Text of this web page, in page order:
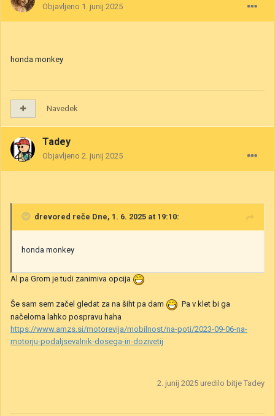
Objavljeno 1. junij 2025
honda monkey
Navedek
Tadey
Objavljeno 2. junij 2025
drevored reče Dne, 1. 6. 2025 at 19:10:
honda monkey
Al pa Grom je tudi zanimiva opcija
Še sam sem začel gledat za na šiht pa dam
Pa v klet bi ga
načeloma lahko pospravu haha
https://www.amzs.si/motorevija/mobilnost/na-poti/2023-09-06-na-
motorju-podaljsevalnik-dosega-in-dozivetij
2. junij 2025 uredilo bitje Tadey